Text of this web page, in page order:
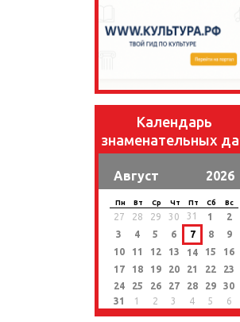
Календарь
знаменательных
Август 2026
Пн Вт Ср Чт Пт Сб Вс
27 28 29 30 31 1
2
3
4 5 6 7 8
9
10
11 12 13 14 15
16
17
18 19 20 21 22
23
24
25 26 27 28 29
30
31
1 2 3 4 5 6